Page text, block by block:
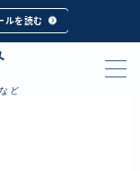
ルを読む
ど